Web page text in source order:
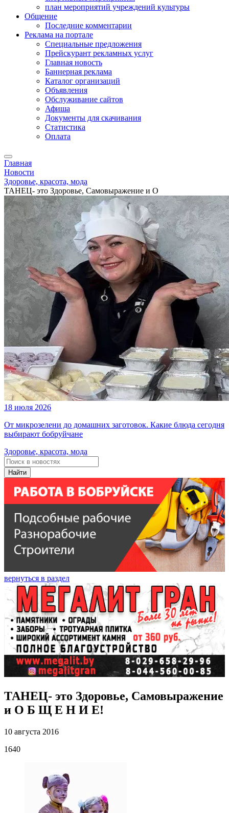
план мероприятий учреждений культуры
Общение
Последние комментарии
Реклама на портале
Специальные предложения
Прейскурант рекламных услуг
Главная новость
Баннерная реклама
Каталог организаций
Объявления
Обслуживание сайтов
Афиша
Документы для скачивания
Статистика
Оплата
Главная
Новости
Здоровье, красота, мода
ТАНЕЦ- это Здоровье, Самовыражение и О
18 июля 2026
От микрозелени до домашних заготовок. Какие блюда сегодня
выбирают бобруйчане
Здоровье, красота, мода
Найти
вернуться в раздел
ТАНЕЦ- это Здоровье, Самовыражение
и О Б Щ Е Н И Е!
10 августа 2016
1640